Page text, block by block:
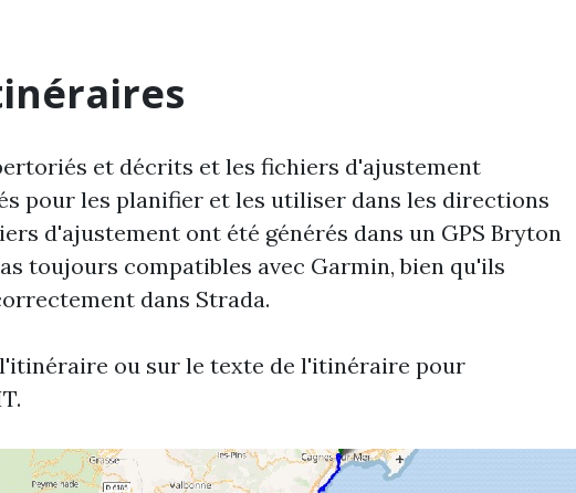
et décrits et les fichiers d'ajustement
pour les planifier et les utiliser dans les directions
d'ajustement ont été générés dans un GPS Bryton
toujours compatibles avec Garmin, bien qu'ils
dans Strada.
ou sur le texte de l'itinéraire pour